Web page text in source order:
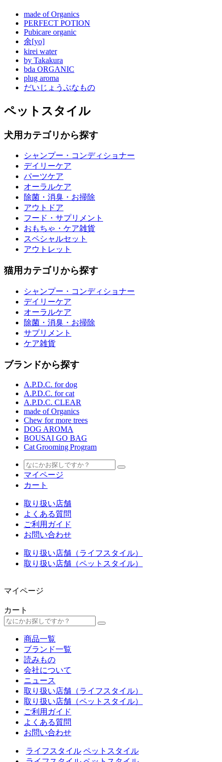
made of Organics
PERFECT POTION
Pubicare organic
余[yo]
kirei water
by Takakura
bda ORGANIC
plug aroma
だいじょうぶなもの
ペットスタイル
犬用カテゴリから探す
シャンプー・コンディショナー
デイリーケア
パーツケア
オーラルケア
除菌・消臭・お掃除
アウトドア
フード・サプリメント
おもちゃ・ケア雑貨
スペシャルセット
アウトレット
猫用カテゴリから探す
シャンプー・コンディショナー
デイリーケア
オーラルケア
除菌・消臭・お掃除
サプリメント
ケア雑貨
ブランドから探す
A.P.D.C. for dog
A.P.D.C. for cat
A.P.D.C. CLEAR
made of Organics
Chew for more trees
DOG AROMA
BOUSAI GO BAG
Cat Grooming Program
マイページ
カート
取り扱い店舗
よくある質問
ご利用ガイド
お問い合わせ
取り扱い店舗（ライフスタイル）
取り扱い店舗（ペットスタイル）
マイページ
カート
商品一覧
ブランド一覧
読みもの
会社について
ニュース
取り扱い店舗（ライフスタイル）
取り扱い店舗（ペットスタイル）
ご利用ガイド
よくある質問
お問い合わせ
ライフスタイル ペットスタイル